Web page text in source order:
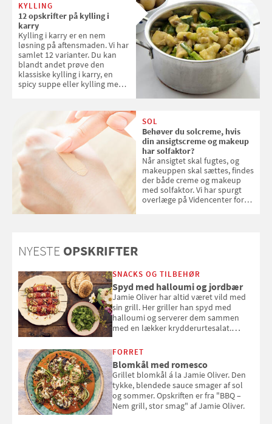
KYLLING
12 opskrifter på kylling i
karry
Kylling i karry er en nem
løsning på aftensmaden. Vi har
samlet 12 varianter. Du kan
blandt andet prøve den
klassiske kylling i karry, en
spicy suppe eller kylling med
SOL
Behøver du solcreme, hvis
din ansigtscreme og makeup
har solfaktor?
Når ansigtet skal fugtes, og
makeuppen skal sættes, findes
der både creme og makeup
med solfaktor. Vi har spurgt
overlæge på Videncenter for
NYESTE OPSKRIFTER
SNACKS OG TILBEHØR
Spyd med halloumi og jordbær
Jamie Oliver har altid været vild med
sin grill. Her griller han spyd med
halloumi og serverer dem sammen
med en lækker krydderurtesalat.
smag" af Jamie Oliver.
FORRET
Blomkål med romesco
Grillet blomkål á la Jamie Oliver. Den
tykke, blendede sauce smager af sol
og sommer. Opskriften er fra "BBQ –
Nem grill, stor smag" af Jamie Oliver.